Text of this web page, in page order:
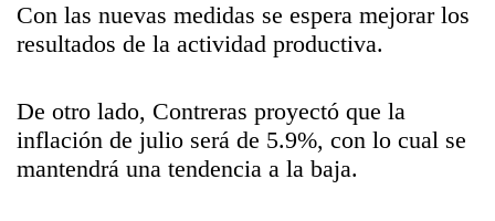
Con las nuevas medidas se espera mejorar los
resultados de la actividad productiva.
De otro lado, Contreras proyectó que la
inflación de julio será de 5.9%, con lo cual se
mantendrá una tendencia a la baja.